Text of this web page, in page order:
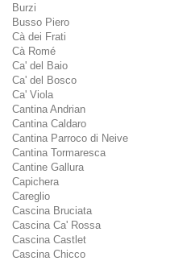
Burzi
Busso Piero
Cà dei Frati
Cà Romé
Ca' del Baio
Ca' del Bosco
Ca' Viola
Cantina Andrian
Cantina Caldaro
Cantina Parroco di Neive
Cantina Tormaresca
Cantine Gallura
Capichera
Careglio
Cascina Bruciata
Cascina Ca' Rossa
Cascina Castlet
Cascina Chicco